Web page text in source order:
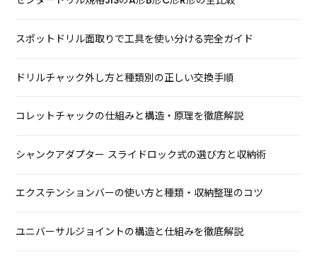
スポットドリル面取りで工具を使い分ける完全ガイド
ドリルチャック外し方と種類別の正しい交換手順
コレットチャックの仕組みと構造・原理を徹底解説
シャンクアダプター スライドロック式の選び方と収納術
エクステンションバーの使い方と種類・収納整理のコツ
ユニバーサルジョイントの構造と仕組みを徹底解説